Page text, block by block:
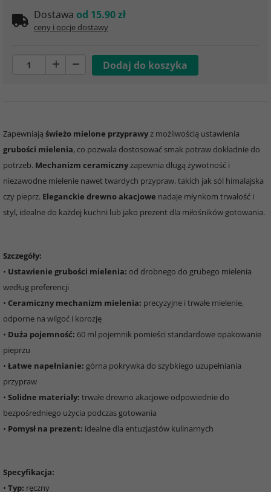
Dostawa od 15.90 zł
ceny i opcje dostawy
Zapewniają świeżo mielone przyprawyz możliwością ustawienia
grubości mielenia, co pozwala dostosować smak potraw dokładnie do
potrzeb. Mechanizm ceramicznyzapewnia długą żywotność i
niezawodne mielenie nawet twardych przypraw, takich jak sól himalajska
czy pieprz. Eleganckie drewno akacjowe nadaje młynkom trwałość i
styl, idealne do każdej kuchni lub jako prezent dla miłośników gotowania.
Szczegóły:
• Ustawienie grubości mielenia: od drobnego do grubego mielenia
według preferencji
• Ceramiczny mechanizm mielenia: precyzyjne i trwałe mielenie,
odporne na wilgoć i korozję
• Duża pojemność: 60 ml pojemnik pomieści standardowe opakowanie
pieprzu
• Łatwe napełnianie: górna pokrywka do szybkiego uzupełniania
przypraw
• Solidne materiały: trwałe drewno akacjowe odpowiednie do
bezpośredniego użycia podczas gotowania
• Pomysł na prezent: idealne dla entuzjastów kulinarnych
Specyfikacja:
• Typ: ręczny